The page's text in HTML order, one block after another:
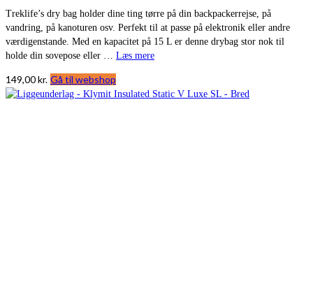
Treklife’s dry bag holder dine ting tørre på din backpackerrejse, på
vandring, på kanoturen osv. Perfekt til at passe på elektronik eller andre
værdigenstande. Med en kapacitet på 15 L er denne drybag stor nok til
holde din sovepose eller … Læs mere
149,00kr. Gå til webshop